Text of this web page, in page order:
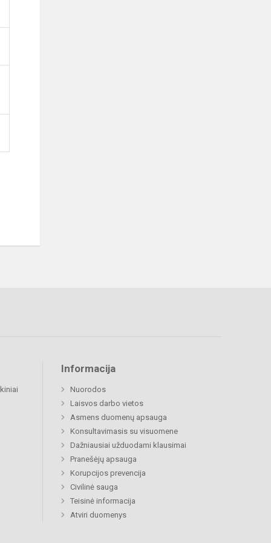
Informacija
Nuorodos
Laisvos darbo vietos
Asmens duomenų apsauga
Konsultavimasis su visuomene
Dažniausiai užduodami klausimai
Pranešėjų apsauga
Korupcijos prevencija
Civilinė sauga
Teisinė informacija
Atviri duomenys